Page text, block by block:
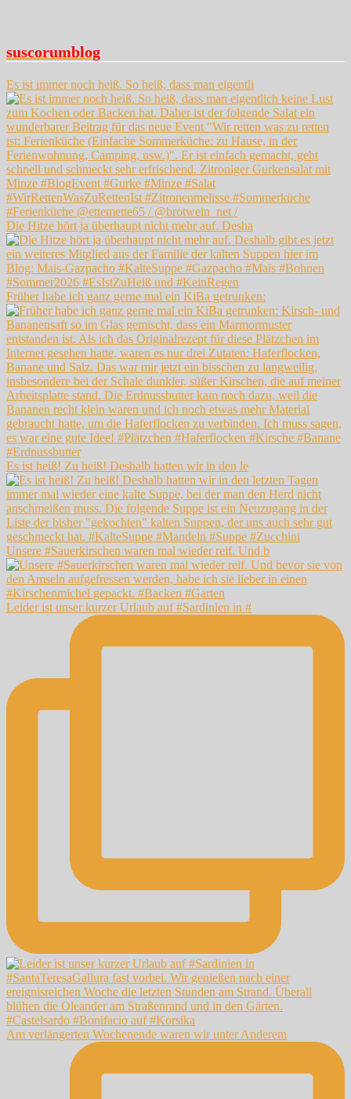
suscorumblog
Es ist immer noch heiß. So heiß, dass man eigentli
Die Hitze hört ja überhaupt nicht mehr auf. Desha
Früher habe ich ganz gerne mal ein KiBa getrunken:
Es ist heiß! Zu heiß! Deshalb hatten wir in den le
Unsere #Sauerkirschen waren mal wieder reif. Und b
Leider ist unser kurzer Urlaub auf #Sardinien in #
Am verlängerten Wochenende waren wir unter Anderem